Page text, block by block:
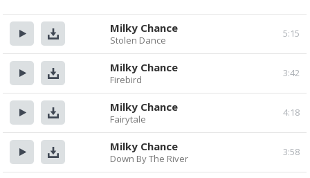
Прослушать
Скачать
5:15
Milky Chance
Stolen Dance
Прослушать
Скачать
3:42
Milky Chance
Firebird
Прослушать
Скачать
4:18
Milky Chance
Fairytale
Прослушать
Скачать
3:58
Milky Chance
Down By The River